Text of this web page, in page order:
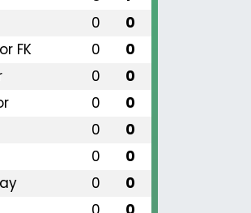
0 0
FK 0 0
0 0
0 0
0 0
0 0
0 0